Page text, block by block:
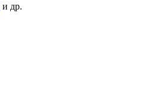
и др.